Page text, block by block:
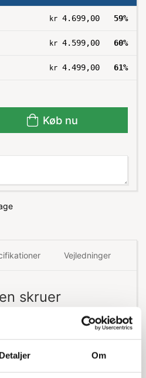
Detaljer Om
Køb nu
kr 4.699,00 59%
kr 4.599,00 60%
kr 4.499,00 61%
Vejledninger
skruer
der nemt samles
at den kan bruges fra
system inkluderer 10